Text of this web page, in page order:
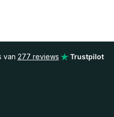
van 277 reviews Trustpilot